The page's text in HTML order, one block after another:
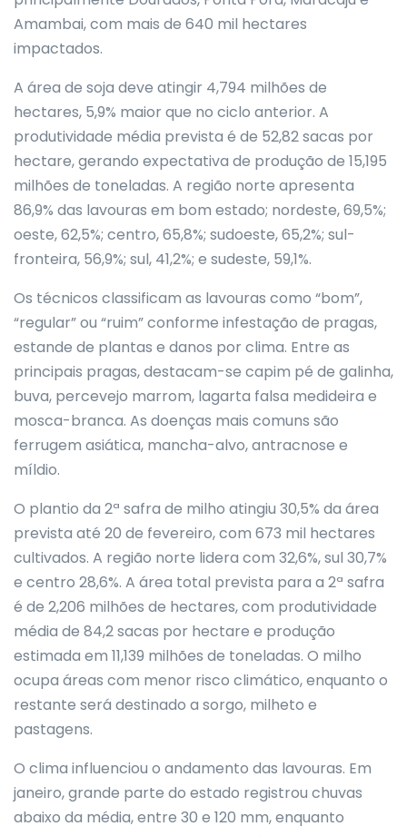
Amambai, com mais de 640 mil hectares
impactados.
A área de soja deve atingir 4,794 milhões de
hectares, 5,9% maior que no ciclo anterior. A
produtividade média prevista é de 52,82 sacas por
hectare, gerando expectativa de produção de 15,195
milhões de toneladas. A região norte apresenta
86,9% das lavouras em bom estado; nordeste, 69,5%;
oeste, 62,5%; centro, 65,8%; sudoeste, 65,2%; sul-
fronteira, 56,9%; sul, 41,2%; e sudeste, 59,1%.
Os técnicos classificam as lavouras como “bom”,
“regular” ou “ruim” conforme infestação de pragas,
estande de plantas e danos por clima. Entre as
principais pragas, destacam-se capim pé de galinha,
buva, percevejo marrom, lagarta falsa medideira e
mosca-branca. As doenças mais comuns são
ferrugem asiática, mancha-alvo, antracnose e
míldio.
O plantio da 2ª safra de milho atingiu 30,5% da área
prevista até 20 de fevereiro, com 673 mil hectares
cultivados. A região norte lidera com 32,6%, sul 30,7%
e centro 28,6%. A área total prevista para a 2ª safra
é de 2,206 milhões de hectares, com produtividade
média de 84,2 sacas por hectare e produção
estimada em 11,139 milhões de toneladas. O milho
ocupa áreas com menor risco climático, enquanto o
restante será destinado a sorgo, milheto e
pastagens.
O clima influenciou o andamento das lavouras. Em
janeiro, grande parte do estado registrou chuvas
abaixo da média, entre 30 e 120 mm, enquanto